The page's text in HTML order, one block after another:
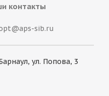
контакты
sib.ru
ул. Попова, 3